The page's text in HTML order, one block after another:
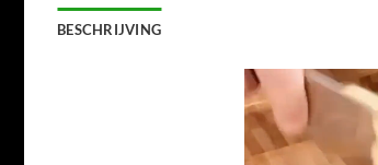
BESCHRIJVING